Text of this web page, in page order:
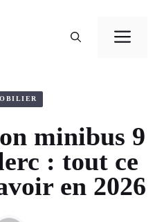
minibus 9
: tout ce
en 2026